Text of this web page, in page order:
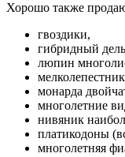
Хорошо также
гвоздики,
гибридный
люпин
монарда
многолетние
нивяник
платикодоны
многолетняя